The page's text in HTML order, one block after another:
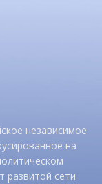
независимое
на
развитой сети